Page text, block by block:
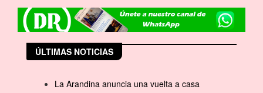
ÚLTIMAS NOTICIAS
La Arandina anuncia una vuelta a casa